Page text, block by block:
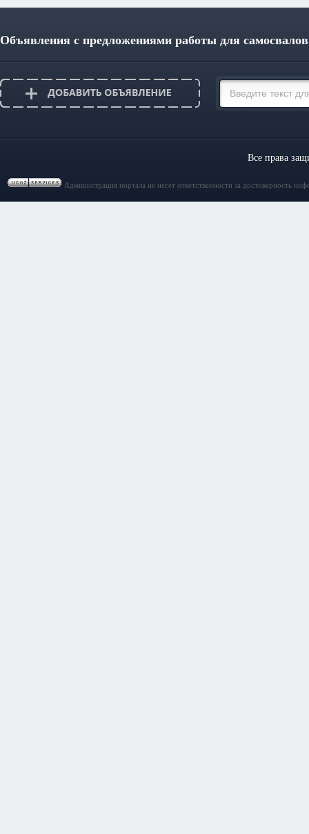
Объявления с предложениями работы для
Все права
Администрация портала не несет ответственности за достоверность